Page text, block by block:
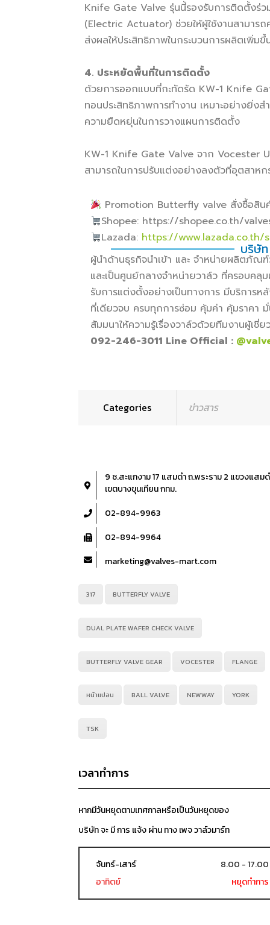
Knife Gate Valve รุ่นนี้รองรับการติดตั้งร่
(Electric Actuator) ช่วยให้ผู้ใช้งานสามาร
ส่งผลให้ประสิทธิภาพในกระบวนการผลิตเพิ่ม
4. ประหยัดพื้นที่ในการติดตั้ง
ด้วยการออกแบบที่กะทัดรัด KW-1 Knife
ทอนประสิทธิภาพการทำงาน เหมาะอย่างยิ่ง
ความยืดหยุ่นในการวางแผนการติดตั้ง
KW-1 Knife Gate Valve จาก Vocester
สามารถในการปรับแต่งอย่างลงตัวที่อุตสาหก
Promotion Butterfly valve สั่งซื้อสิน
Shopee: https://shopee.co.th/
Lazada: https://www.lazada.co.th/
บริษั
ผู้นำด้านธุรกิจนำเข้า และ จำหน่ายผลิตภัณ
และเป็นศูนย์กลางจำหน่ายวาล์ว ที่ครอบคลุ
รับการแต่งตั้งอย่างเป็นทางการ มีบริการห
ที่เดียวจบ ครบทุกการซ่อม คุ้มค่า คุ้มราคา
สัมมนาให้ความรู้เรื่องวาล์วด้วยทีมงานผู้เชี่
092-246-3011 Line Official :
Categories ข่าวสาร
9 ซ.สะแกงาม 17 แสมดำ ถ.พระราม 2 แขวงแสม
เขตบางขุนเทียน กทม.
02-894-9963
02-894-9964
marketing@valves-mart.com
317 BUTTERFLY VALVE
DUAL PLATE WAFER CHECK VALVE
BUTTERFLY VALVE GEAR VOCESTER FLANGE
หน้าแปลน BALL VALVE NEWWAY YORK
TSK
เวลาทำการ
หากมีวันหยุดตามเทศกาลหรือเป็นวันหยุดของ
บริษัท จะ มี การ แจ้ง ผ่าน ทาง เพจ วาล์วมาร์ท
จันทร์-เสาร์
8.00 - 17.00
อาทิตย์
หยุดทำการ